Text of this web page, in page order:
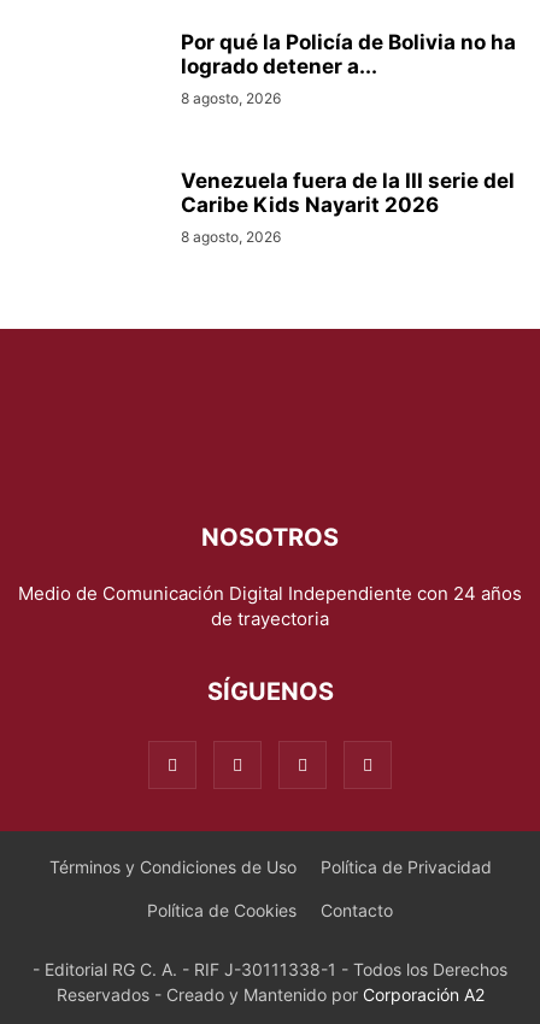
Por qué la Policía de Bolivia no ha
logrado detener a...
8 agosto, 2026
Venezuela fuera de la III serie del
Caribe Kids Nayarit 2026
8 agosto, 2026
NOSOTROS
Medio de Comunicación Digital Independiente con 24 años
de trayectoria
SÍGUENOS
Términos y Condiciones de Uso Política de Privacidad
Política de Cookies Contacto
- Editorial RG C. A. - RIF J-30111338-1 - Todos los Derechos
Reservados - Creado y Mantenido por Corporación A2